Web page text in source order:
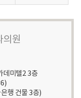
의원
데미텔2 3층
행 건물 3층)